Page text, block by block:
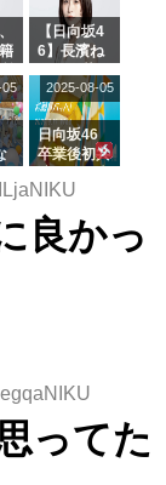
んと再会し
た結果･･･
【激レアさ
きた。】
【日向坂4
6】長濱ね
ら移籍しフ
ラーム所属
に。これで
事務所に所
属している
のは... おひ
がこちら
05
日向坂46
卒業後初共
久美さん、
師匠オード
リー若林さ
んと再会し
2025-08-05
良かっ
ってた